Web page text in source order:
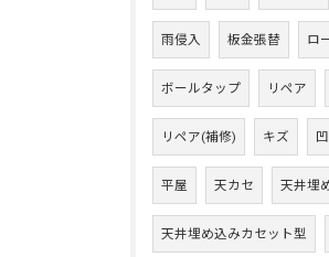
雨侵入 板金張替 ロ
ボールタップ リペア
リペア(補修) キズ
平屋 天カセ 天井埋
天井埋め込みカセット型